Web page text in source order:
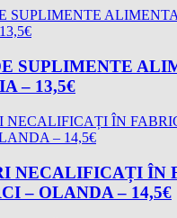
SUPLIMENTE
– 13,5€
NECALIFICAȚI ÎN
– OLANDA – 14,5€